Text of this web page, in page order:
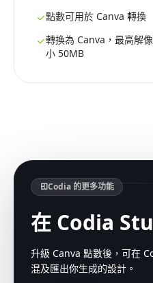
點數可用於 Canva 轉換
轉換為 Canva，最高解
小 50MB
Codia 的更多功能
在 Codia
升級 Canva 點數後，可在
混及匯出你生成的設計。